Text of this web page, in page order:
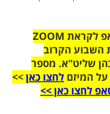
הצטרפו לקבוצת הוואטסאפ לקראת ZOOM
השבוע הקרוב
שליט"א. מספר
המיזם לחצו כאן>>
לחצו כאן >>